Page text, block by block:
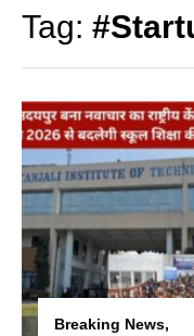
Tag:
Breaking News,